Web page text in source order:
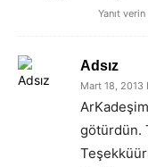
Yanıt verin
Adsız
Mart 18, 2013
götürdün.